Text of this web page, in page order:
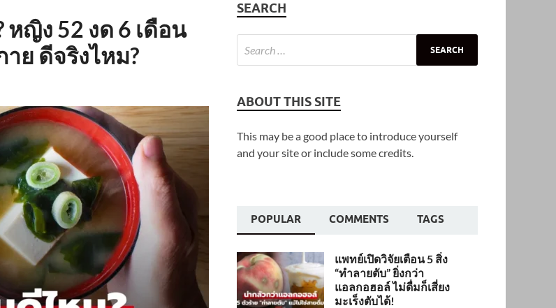
หญิง 52 งด 6 เดือน
ย ดีจริงไหม?
SEARCH
ABOUT THIS SITE
This may be a good place to introduce yourself
and your site or include some credits.
POPULAR COMMENTS TAGS
แพทย์เปิดวิจัยเตือน 5 สิ่ง
“ทำลายตับ” ยิ่งกว่า
แอลกอฮอล์ ไม่ดื่มก็เสี่ยง
มะเร็งตับได้!